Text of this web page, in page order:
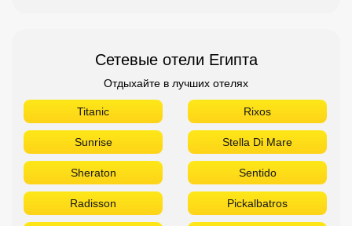
Сетевые отели Египта
Отдыхайте в лучших отелях
Titanic Rixos
Sunrise Stella Di Mare
Sheraton Sentido
Radisson Pickalbatros